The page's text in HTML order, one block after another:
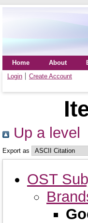
Home About
Login
Create Account
Up a level
Export as
OST